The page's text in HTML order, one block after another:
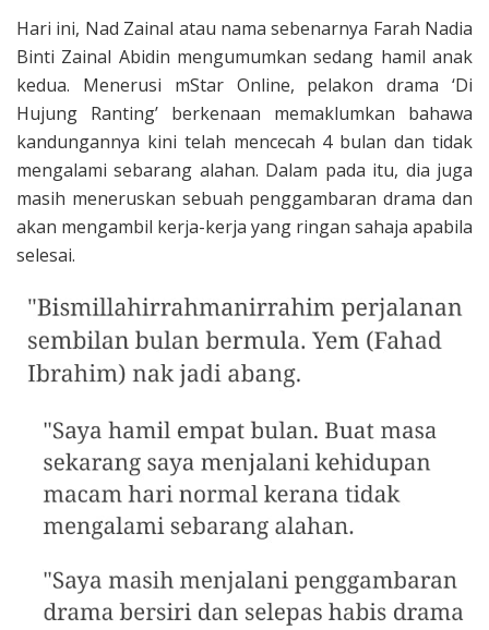
Hari ini, Nad Zainal atau nama sebenarnya Farah Nadia
Binti Zainal Abidin mengumumkan sedang hamil anak
kedua. Menerusi mStar Online, pelakon drama ‘Di
Hujung Ranting’ berkenaan memaklumkan bahawa
kandungannya kini telah mencecah 4 bulan dan tidak
mengalami sebarang alahan. Dalam pada itu, dia juga
masih meneruskan sebuah penggambaran drama dan
akan mengambil kerja-kerja yang ringan sahaja apabila
selesai.